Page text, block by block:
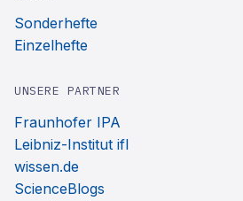
Sonderhefte
Einzelhefte
UNSERE PARTNER
Fraunhofer IPA
Leibniz-Institut ifl
wissen.de
ScienceBlogs